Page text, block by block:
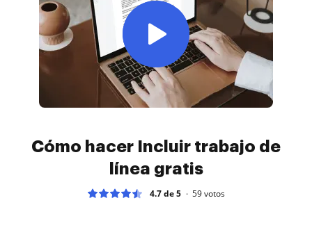
Cómo hacer Incluir trabajo de
línea gratis
4.7 de 5 59votos